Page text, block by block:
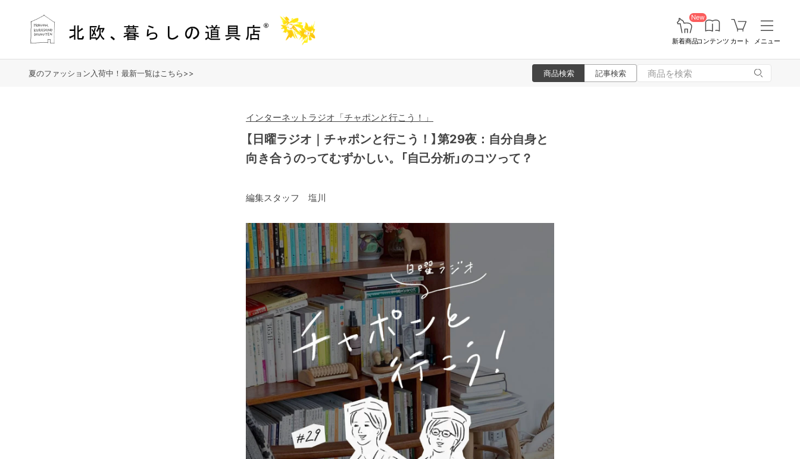
New
新着商品コンテンツ カート メニュー
夏のファッション入荷中！最新一覧はこちら>> 商品検索 記事検索
インターネットラジオ「チャポンと行こう！」
【日曜ラジオ｜チャポンと行こう！】第29夜：自分自身と
向き合うのってむずかしい。「自己分析」のコツって？
編集スタッフ 塩川